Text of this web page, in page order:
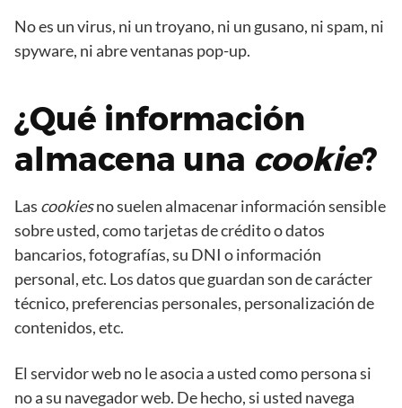
No es un virus, ni un troyano, ni un gusano, ni spam, ni
spyware, ni abre ventanas pop-up.
¿Qué información
almacena una cookie?
Las cookiesno suelen almacenar información sensible
sobre usted, como tarjetas de crédito o datos
bancarios, fotografías, su DNI o información
personal, etc. Los datos que guardan son de carácter
técnico, preferencias personales, personalización de
contenidos, etc.
El servidor web no le asocia a usted como persona si
no a su navegador web. De hecho, si usted navega